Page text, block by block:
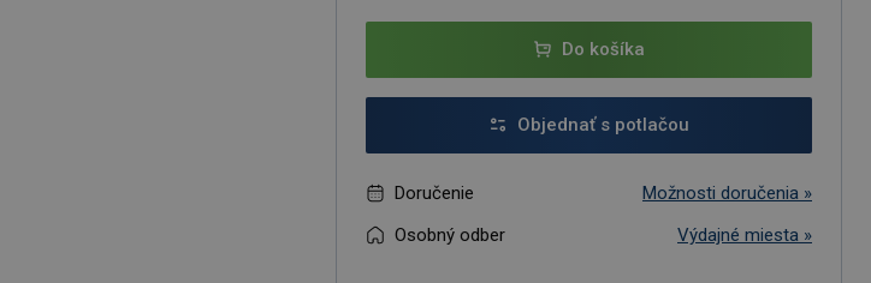
Do košíka
Objednať s potlačou
Doručenie
Možnosti doručenia »
Osobný odber
Výdajné miesta »